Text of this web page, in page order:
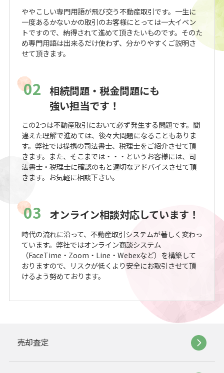
ややこしい専門用語が飛び交う不動産取引です。一生に
一度あるかないかの取引のお客様にとっては一大イベン
トですので、納得されて進めて頂きたいものです。そのた
め専門用語は出来るだけ使わず、分かりやすくご説明さ
せて頂きます。
02 相続問題・税金問題にも
強い担当です！
この2つは不動産取引において必ず発生する問題です。間
違えた理解で進めては、後々大問題になることもありま
す。弊社では提携の司法書士、税理士をご紹介させて頂
きます。また、そこまでは・・・というお客様には、司
法書士・税理士に確認のもと適切なアドバイスさせて頂
きます。お気軽に相談下さい。
03 オンライン相談対応しています！
時代の流れに沿って、不動産取引システムが著しく変わっ
ています。弊社ではオンライン商談システム
（FaceTime・Zoom・Line・Webexなど）を構築して
おりますので、リスクが低くより安全にお取引させて頂
けるよう努めております。
売却査定